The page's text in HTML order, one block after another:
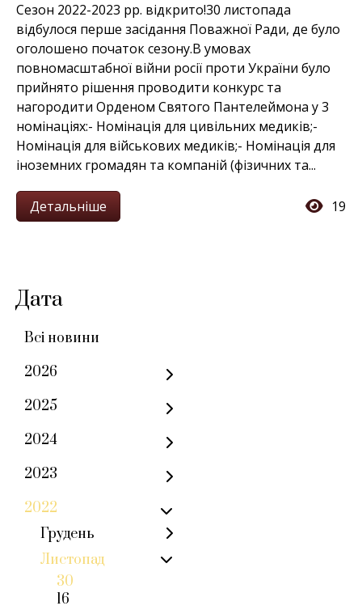
Дата
Всі новини
2026
2025
2024
2023
2022
Грудень
Листопад
30
16
Сезон 2022-2023 рр. відкрито!30 листопада
відбулося перше засідання Поважної Ради, де було
оголошено початок сезону.В умовах
повномасштабної війни росії проти України було
прийнято рішення проводити конкурс та
нагородити Орденом Святого Пантелеймона у 3
номінаціях:- Номінація для цивільних медиків;-
Номінація для військових медиків;- Номінація для
іноземних громадян та компаній (фізичних та...
Детальніше 19